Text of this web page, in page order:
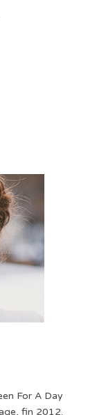
For A Day
fin 2012.